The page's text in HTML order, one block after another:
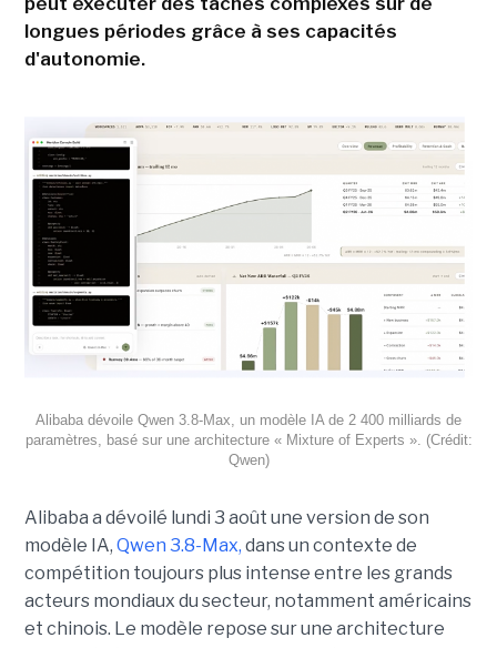
longues périodes grâce à ses capacités
d'autonomie.
Alibaba dévoile Qwen 3.8-Max, un modèle IA de 2 400 milliards de
paramètres, basé sur une architecture « Mixture of Experts ». (Crédit:
Qwen)
Alibaba a dévoilé lundi 3 août une version de son
modèle IA, Qwen 3.8-Max, dans un contexte de
compétition toujours plus intense entre les grands
acteurs mondiaux du secteur, notamment américains
et chinois. Le modèle repose sur une architecture